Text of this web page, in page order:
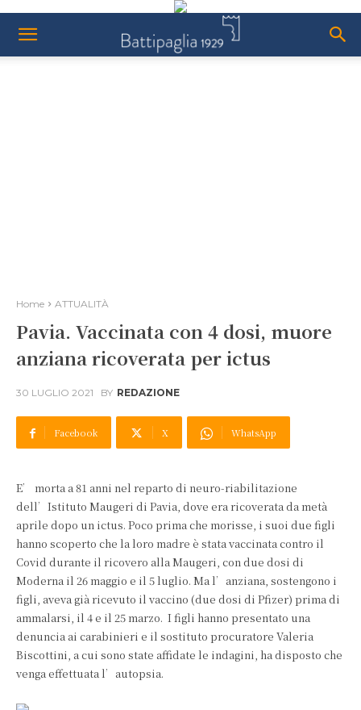
Home ATTUALITÀ
Pavia. Vaccinata con 4 dosi, muore
anziana ricoverata per ictus
30 LUGLIO 2021 BY REDAZIONE
Facebook X WhatsApp
E’ morta a 81 anni nel reparto di neuro-riabilitazione
dell’Istituto Maugeri di Pavia, dove era ricoverata da metà
aprile dopo un ictus. Poco prima che morisse, i suoi due figli
hanno scoperto che la loro madre è stata vaccinata contro il
Covid durante il ricovero alla Maugeri, con due dosi di
Moderna il 26 maggio e il 5 luglio. Ma l’anziana, sostengono i
figli, aveva già ricevuto il vaccino (due dosi di Pfizer) prima di
ammalarsi, il 4 e il 25 marzo. I figli hanno presentato una
denuncia ai carabinieri e il sostituto procuratore Valeria
Biscottini, a cui sono state affidate le indagini, ha disposto che
venga effettuata l’autopsia.